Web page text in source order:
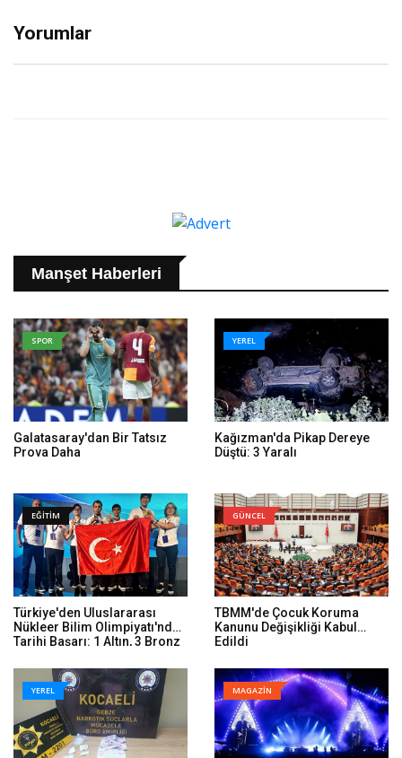
Yorumlar
Manşet Haberleri
SPOR
Galatasaray'dan Bir Tatsız
Prova Daha
YEREL
Kağızman'da Pikap Dereye
Düştü: 3 Yaralı
EĞİTİM
Türkiye'den Uluslararası
Nükleer Bilim Olimpiyatı'nda
Tarihi Başarı: 1 Altın, 3 Bronz
GÜNCEL
TBMM'de Çocuk Koruma
Kanunu Değişikliği Kabul
Edildi
YEREL MAGAZİN